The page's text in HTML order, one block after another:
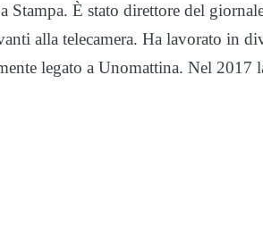
Stampa. È stato direttore del
alla telecamera. Ha lavorato in
legato a Unomattina. Nel 2017